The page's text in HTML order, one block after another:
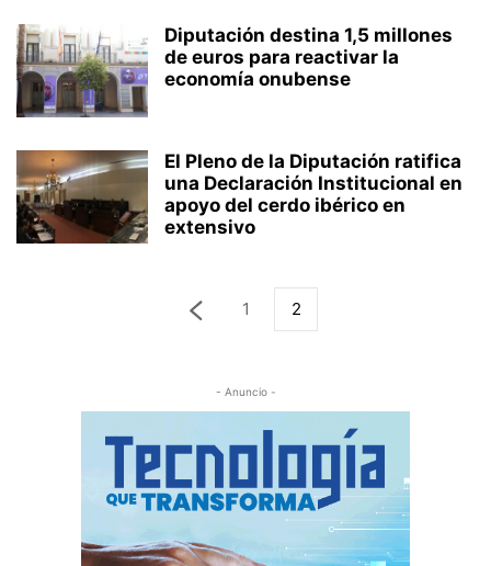
Diputación destina 1,5 millones
de euros para reactivar la
economía onubense
El Pleno de la Diputación ratifica
una Declaración Institucional en
apoyo del cerdo ibérico en
extensivo
1 2
- Anuncio -